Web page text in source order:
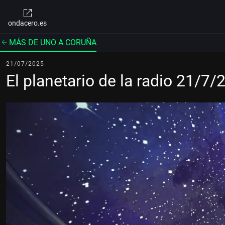
ondacero.es
MÁS DE UNO A CORUÑA
21/07/2025
El planetario de la radio 21/7/